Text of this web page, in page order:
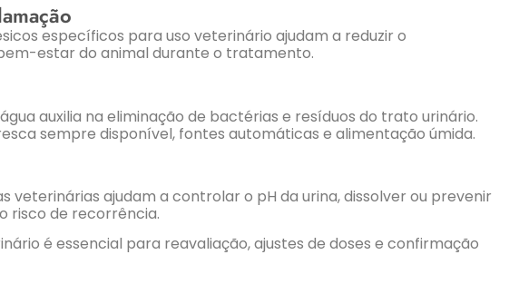
específicos para uso veterinário ajudam a reduzir o
estar do animal durante o tratamento.
auxilia na eliminação de bactérias e resíduos do trato urinário.
sempre disponível, fontes automáticas e alimentação úmida.
veterinárias ajudam a controlar o pH da urina, dissolver ou prevenir
risco de recorrência.
é essencial para reavaliação, ajustes de doses e confirmação